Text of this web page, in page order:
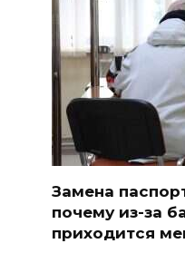
Замена
почему из-за
приходится